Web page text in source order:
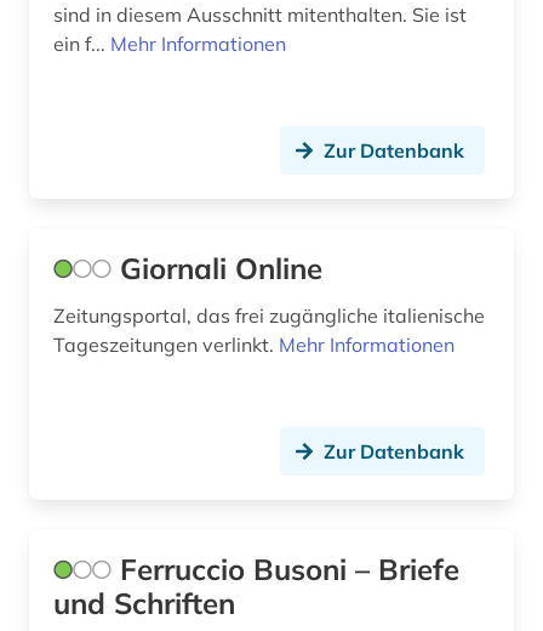
kunstzeitschrift (1)
latein (2)
lesbenbewegung (1)
literarische zeitschrift (1)
sind in diesem Ausschnitt mitenthalten. Sie ist
ein f... Mehr Informationen
Zur Datenbank
Giornali Online
Zeitungsportal, das frei zugängliche italienische
Tageszeitungen verlinkt. Mehr Informationen
Zur Datenbank
Ferruccio Busoni – Briefe
und Schriften